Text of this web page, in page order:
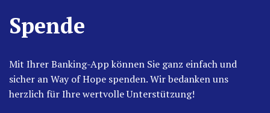
Spende
Mit Ihrer Banking-App können Sie ganz einfach und
sicher an Way of Hope spenden. Wir bedanken uns
herzlich für Ihre wertvolle Unterstützung!